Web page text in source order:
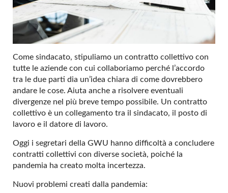
Come sindacato, stipuliamo un contratto collettivo con
tutte le aziende con cui collaboriamo perché l’accordo
tra le due parti dia un’idea chiara di come dovrebbero
andare le cose. Aiuta anche a risolvere eventuali
divergenze nel più breve tempo possibile. Un contratto
collettivo è un collegamento tra il sindacato, il posto di
lavoro e il datore di lavoro.
Oggi i segretari della GWU hanno difficoltà a concludere
contratti collettivi con diverse società, poiché la
pandemia ha creato molta incertezza.
Nuovi problemi creati dalla pandemia: